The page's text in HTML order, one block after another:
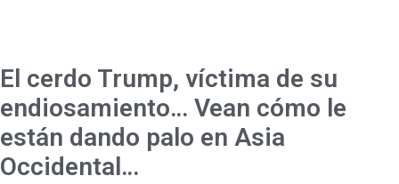
El cerdo Trump, víctima de su
endiosamiento… Vean cómo le
están dando palo en Asia
Occidental…